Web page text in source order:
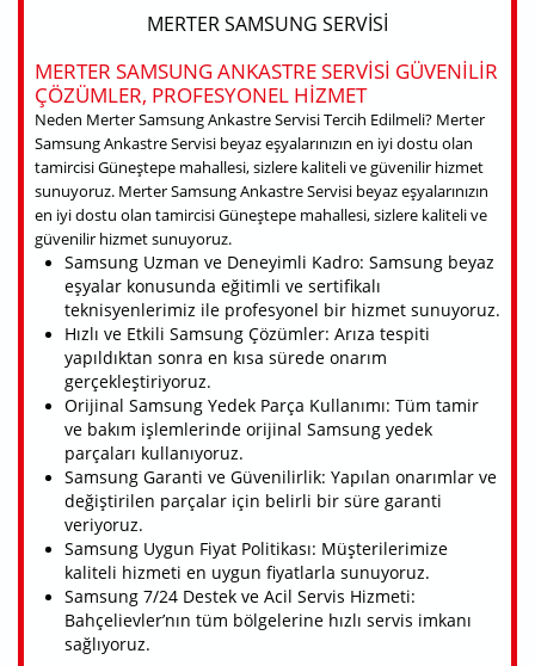
MERTER SAMSUNG SERVISI
MERTER SAMSUNG ANKASTRE SERVISI GÜVENILIR
ÇÖZÜMLER, PROFESYONEL HIZMET
Neden Merter Samsung Ankastre Servisi Tercih Edilmeli? Merter
Samsung Ankastre Servisi beyaz eşyalarınızın en iyi dostu olan
tamircisi Güneştepe mahallesi, sizlere kaliteli ve güvenilir hizmet
sunuyoruz. Merter Samsung Ankastre Servisi beyaz eşyalarınızın
en iyi dostu olan tamircisi Güneştepe mahallesi, sizlere kaliteli ve
güvenilir hizmet sunuyoruz.
Samsung Uzman ve Deneyimli Kadro: Samsung beyaz
eşyalar konusunda eğitimli ve sertifikalı
teknisyenlerimiz ile profesyonel bir hizmet sunuyoruz.
Hızlı ve Etkili Samsung Çözümler: Arıza tespiti
yapıldıktan sonra en kısa sürede onarım
gerçekleştiriyoruz.
Orijinal Samsung Yedek Parça Kullanımı: Tüm tamir
ve bakım işlemlerinde orijinal Samsung yedek
parçaları kullanıyoruz.
Samsung Garanti ve Güvenilirlik: Yapılan onarımlar ve
değiştirilen parçalar için belirli bir süre garanti
veriyoruz.
Samsung Uygun Fiyat Politikası: Müşterilerimize
kaliteli hizmeti en uygun fiyatlarla sunuyoruz.
Samsung 7/24 Destek ve Acil Servis Hizmeti:
Bahçelievler’nın tüm bölgelerine hızlı servis imkanı
sağlıyoruz.